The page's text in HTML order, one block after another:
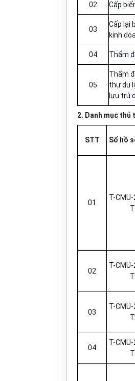
02 Cấp
03
Cấp lại
kinh
04 Thẩm
05
Thẩm
thự du
lưu trú
2. Danh mục thủ
STT Số hồ
01
T-
02
T-
03
T-
04
T-CMU-